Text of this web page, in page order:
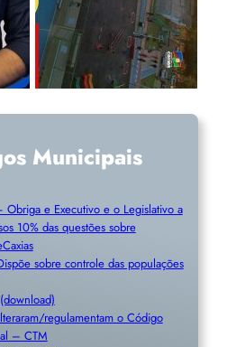
Municipais
e Executivo e o Legislativo a
10% das questões sobre
sobre controle das populações
regulamentam o Código
– CTM